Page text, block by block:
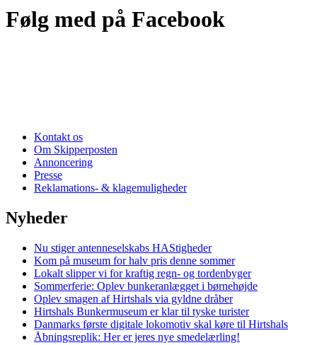
Følg med på Facebook
Kontakt os
Om Skipperposten
Annoncering
Presse
Reklamations- & klagemuligheder
Nyheder
Nu stiger antenneselskabs HAStigheder
Kom på museum for halv pris denne sommer
Lokalt slipper vi for kraftig regn- og tordenbyger
Sommerferie: Oplev bunkeranlægget i børnehøjde
Oplev smagen af Hirtshals via gyldne dråber
Hirtshals Bunkermuseum er klar til tyske turister
Danmarks første digitale lokomotiv skal køre til Hirtshals
Åbningsreplik: Her er jeres nye smedelærling!